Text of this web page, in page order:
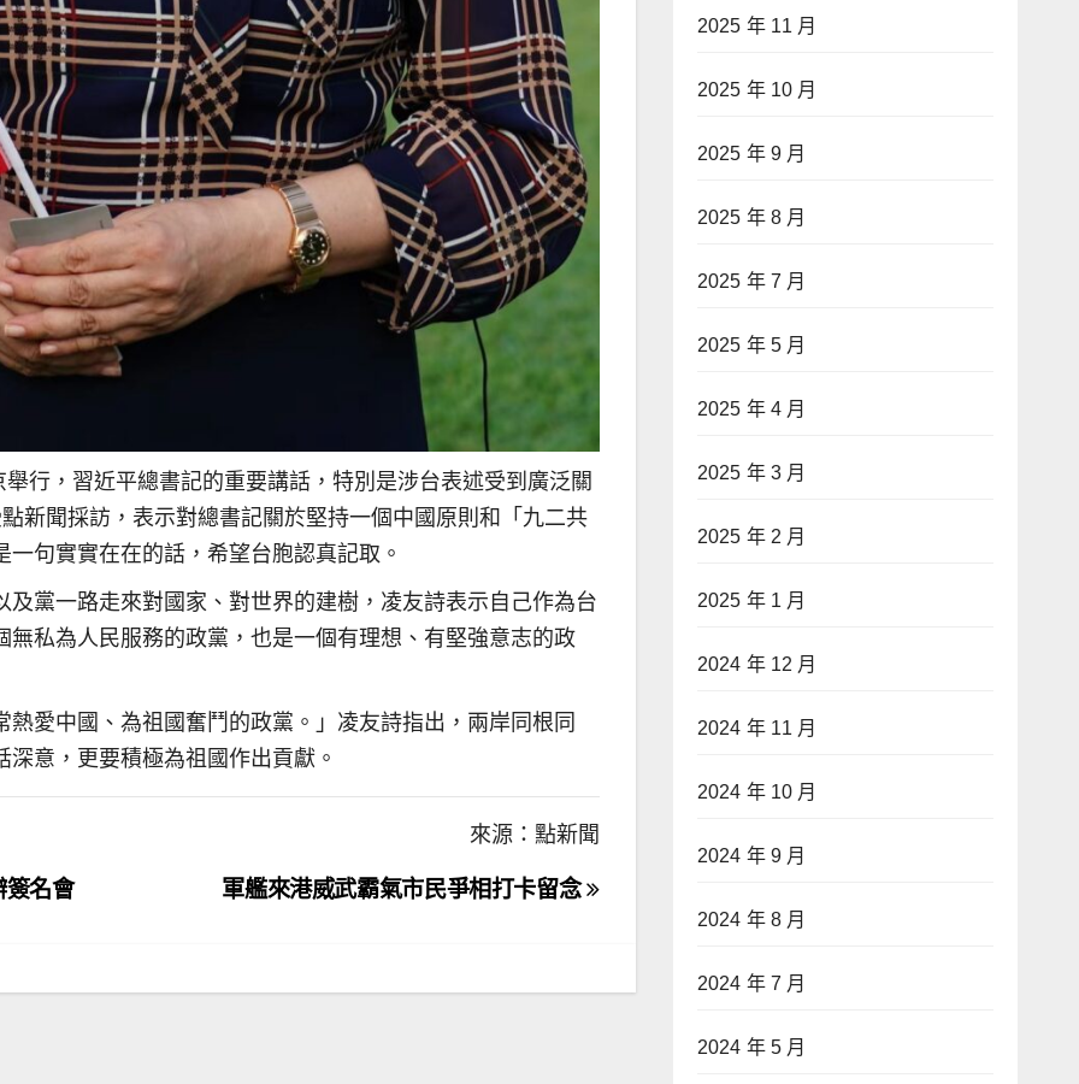
行，習近平總書記的重要講話，特別是涉台表述受到廣泛關
新聞採訪，表示對總書記關於堅持一個中國原則和「九二共
句實實在在的話，希望台胞認真記取。
黨一路走來對國家、對世界的建樹，凌友詩表示自己作為台
私為人民服務的政黨，也是一個有理想、有堅強意志的政
愛中國、為祖國奮鬥的政黨。」凌友詩指出，兩岸同根同
意，更要積極為祖國作出貢獻。
來源：點新聞
軍艦來港威武霸氣市民爭相打卡留念
簽名會
2025 年 11 月
2025 年 10 月
2025 年 9 月
2025 年 8 月
2025 年 7 月
2025 年 5 月
2025 年 4 月
2025 年 3 月
2025 年 2 月
2025 年 1 月
2024 年 12 月
2024 年 11 月
2024 年 10 月
2024 年 9 月
2024 年 8 月
2024 年 7 月
2024 年 5 月